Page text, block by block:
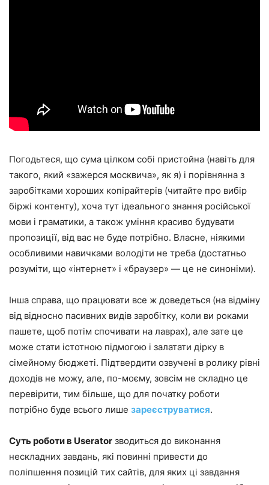
Погодьтеся, що сума цілком собі пристойна (навіть для
такого, який «зажерся москвича», як я) і порівнянна з
заробітками хороших копірайтерів (читайте про вибір
біржі контенту), хоча тут ідеального знання російської
мови і граматики, а також уміння красиво будувати
пропозиції, від вас не буде потрібно. Власне, ніякими
особливими навичками володіти не треба (достатньо
розуміти, що «інтернет» і «браузер» — це не синоніми).
Інша справа, що працювати все ж доведеться (на відміну
від відносно пасивних видів заробітку, коли ви роками
пашете, щоб потім спочивати на лаврах), але зате це
може стати істотною підмогою і залатати дірку в
сімейному бюджеті. Підтвердити озвучені в ролику рівні
доходів не можу, але, по-моєму, зовсім не складно це
перевірити, тим більше, що для початку роботи
потрібно буде всього лише зареєструватися.
Суть роботи в Userator зводиться до виконання
нескладних завдань, які повинні привести до
поліпшення позицій тих сайтів, для яких ці завдання